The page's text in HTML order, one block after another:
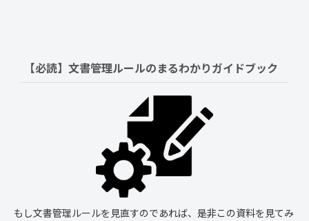
【必読】文書管理ルールのまるわかりガイドブック
もし文書管理ルールを見直すのであれば、是非この資料を見てみ